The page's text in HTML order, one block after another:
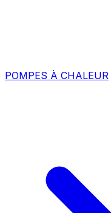
POMPES À CHALEUR